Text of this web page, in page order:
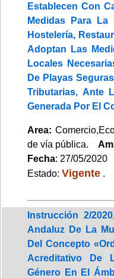
Establecen Con
Medidas Para
Hostelería,
Adoptan Las
Locales
De Playas
Tributarias, Ante
Generada Por El
Area:
de vía pública.
Fecha: 27/05/2020
Estado: Vigente .
Instrucción 2/
Andaluz De La
Del Concepto
Acreditativo De
Género En El